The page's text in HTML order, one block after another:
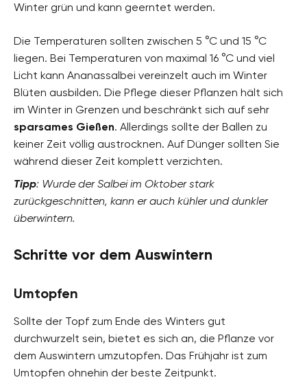
Winter grün und kann geerntet werden.
Die Temperaturen sollten zwischen 5 °C und 15 °C
liegen. Bei Temperaturen von maximal 16 °C und viel
Licht kann Ananassalbei vereinzelt auch im Winter
Blüten ausbilden. Die Pflege dieser Pflanzen hält sich
im Winter in Grenzen und beschränkt sich auf sehr
sparsames Gießen. Allerdings sollte der Ballen zu
keiner Zeit völlig austrocknen. Auf Dünger sollten Sie
während dieser Zeit komplett verzichten.
Tipp: Wurde der Salbei im Oktober stark
zurückgeschnitten, kann er auch kühler und dunkler
überwintern.
Schritte vor dem Auswintern
Umtopfen
Sollte der Topf zum Ende des Winters gut
durchwurzelt sein, bietet es sich an, die Pflanze vor
dem Auswintern umzutopfen. Das Frühjahr ist zum
Umtopfen ohnehin der beste Zeitpunkt.